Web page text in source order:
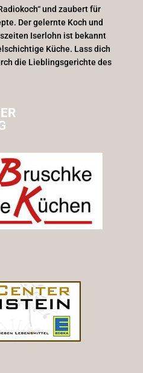
und zaubert für
Der gelernte Koch und
Iserlohn ist bekannt
Küche. Lass dich
die Lieblingsgerichte des